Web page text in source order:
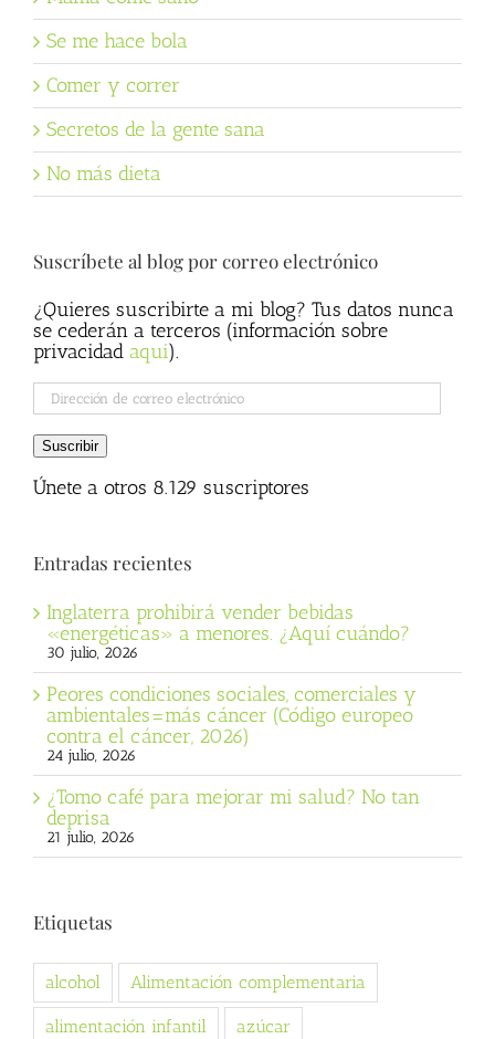
Se me hace bola
Comer y correr
Secretos de la gente sana
No más dieta
Suscríbete al blog por correo electrónico
¿Quieres suscribirte a mi blog? Tus datos nunca
se cederán a terceros (información sobre
privacidad aqui).
Dirección
de
correo
electrónico
Suscribir
Únete a otros 8.129 suscriptores
Entradas recientes
Inglaterra prohibirá vender bebidas
«energéticas» a menores. ¿Aquí cuándo?
30 julio, 2026
Peores condiciones sociales, comerciales y
ambientales=más cáncer (Código europeo
contra el cáncer, 2026)
24 julio, 2026
¿Tomo café para mejorar mi salud? No tan
deprisa
21 julio, 2026
Etiquetas
alcohol Alimentación complementaria
alimentación infantil azúcar